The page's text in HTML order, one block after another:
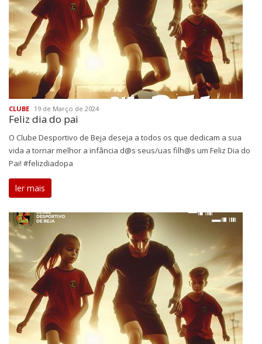
CLUBE 19 de Março de 2024
Feliz dia do pai
O Clube Desportivo de Beja deseja a todos os que dedicam a sua
vida a tornar melhor a infância d@s seus/uas filh@s um Feliz Dia do
Pai! #felizdiadopa
ler mais